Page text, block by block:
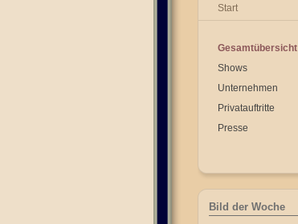
Start
Gesamtübersicht
Shows
Unternehmen
Privatauftritte
Presse
Bild der Woche